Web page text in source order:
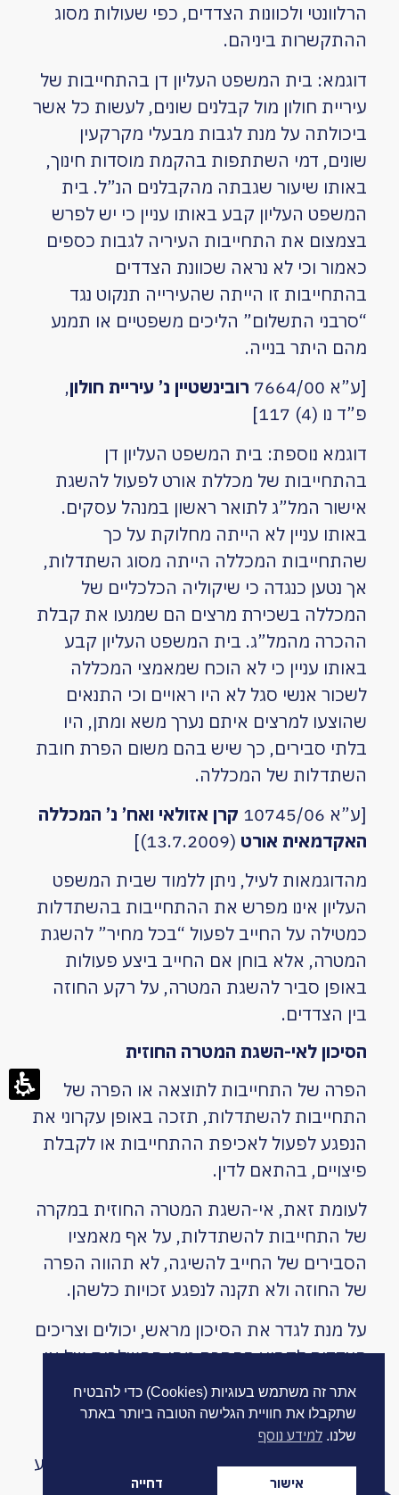
הרלוונטי ולכוונות הצדדים, כפי שעולות מסוג
ההתקשרות ביניהם.
דוגמא: בית המשפט העליון דן בהתחייבות של
עיריית חולון מול קבלנים שונים, לעשות כל אשר
ביכולתה על מנת לגבות מבעלי מקרקעין
שונים, דמי השתתפות בהקמת מוסדות חינוך,
באותו שיעור שגבתה מהקבלנים הנ”ל. בית
המשפט העליון קבע באותו עניין כי יש לפרש
בצמצום את התחייבות העיריה לגבות כספים
כאמור וכי לא נראה שכוונת הצדדים
בהתחייבות זו הייתה שהעירייה תנקוט נגד
“סרבני התשלום” הליכים משפטיים או תמנע
מהם היתר בנייה.
[ע”א 7664/00 רובינשטיין נ’ עיריית חולון,
פ”ד נו (4) 117
]
דוגמא נוספת: בית המשפט העליון דן
בהתחייבות של מכללת אורט לפעול להשגת
אישור המל”ג לתואר ראשון במנהל עסקים.
באותו עניין לא הייתה מחלוקת על כך
שהתחייבות המכללה הייתה מסוג השתדלות,
אך נטען כנגדה כי שיקוליה הכלכליים של
המכללה בשכירת מרצים הם שמנעו את קבלת
ההכרה מהמל”ג. בית המשפט העליון קבע
באותו עניין כי לא הוכח שמאמצי המכללה
לשכור אנשי סגל לא היו ראויים וכי התנאים
שהוצעו למרצים איתם נערך משא ומתן, היו
בלתי סבירים, כך שיש בהם משום הפרת חובת
השתדלות של המכללה.
[ע”א 10745/06
קרן אזולאי ואח’ נ’ המכללה
האקדמאית אורט (13.7.2009)]
מהדוגמאות לעיל, ניתן ללמוד שבית המשפט
העליון אינו מפרש את ההתחייבות בהשתדלות
כמטילה על החייב לפעול “בכל מחיר” להשגת
המטרה, אלא בוחן אם החייב ביצע פעולות
באופן סביר להשגת המטרה, על רקע החוזה
בין הצדדים.
הסיכון לאי-השגת המטרה החוזית
הפרה של התחייבות לתוצאה או הפרה של
התחייבות להשתדלות, תזכה באופן עקרוני את
הנפגע לפעול לאכיפת ההתחייבות או לקבלת
פיצויים, בהתאם לדין.
לעומת זאת, אי-השגת המטרה החוזית במקרה
של התחייבות להשתדלות, על אף מאמציו
הסבירים של החייב להשיגה, לא תהווה הפרה
של החוזה ולא תקנה לנפגע זכויות כלשהן.
על מנת לגדר את הסיכון מראש, יכולים וצריכים
הצדדים לקבוע בהסכם מהן ההשלכות של אי
השגת המטרה החוזית בתוך פרק זמן מוגדר.
השלכות אלו במקרה של אי השגת המטרה
החוזית יכולות לכלול למשל הסכמה על מטרה
חוזית חלופית, קביעת פיצוי מוסכם לצד הנפגע
או פשוט ביטול ההסכם.
אתר זה משתמש בעוגיות (Cookies) כדי להבטיח
שתקבלו את חוויית הגלישה הטובה ביותר באתר
שלנו. למידע נוסף
אישור דחייה